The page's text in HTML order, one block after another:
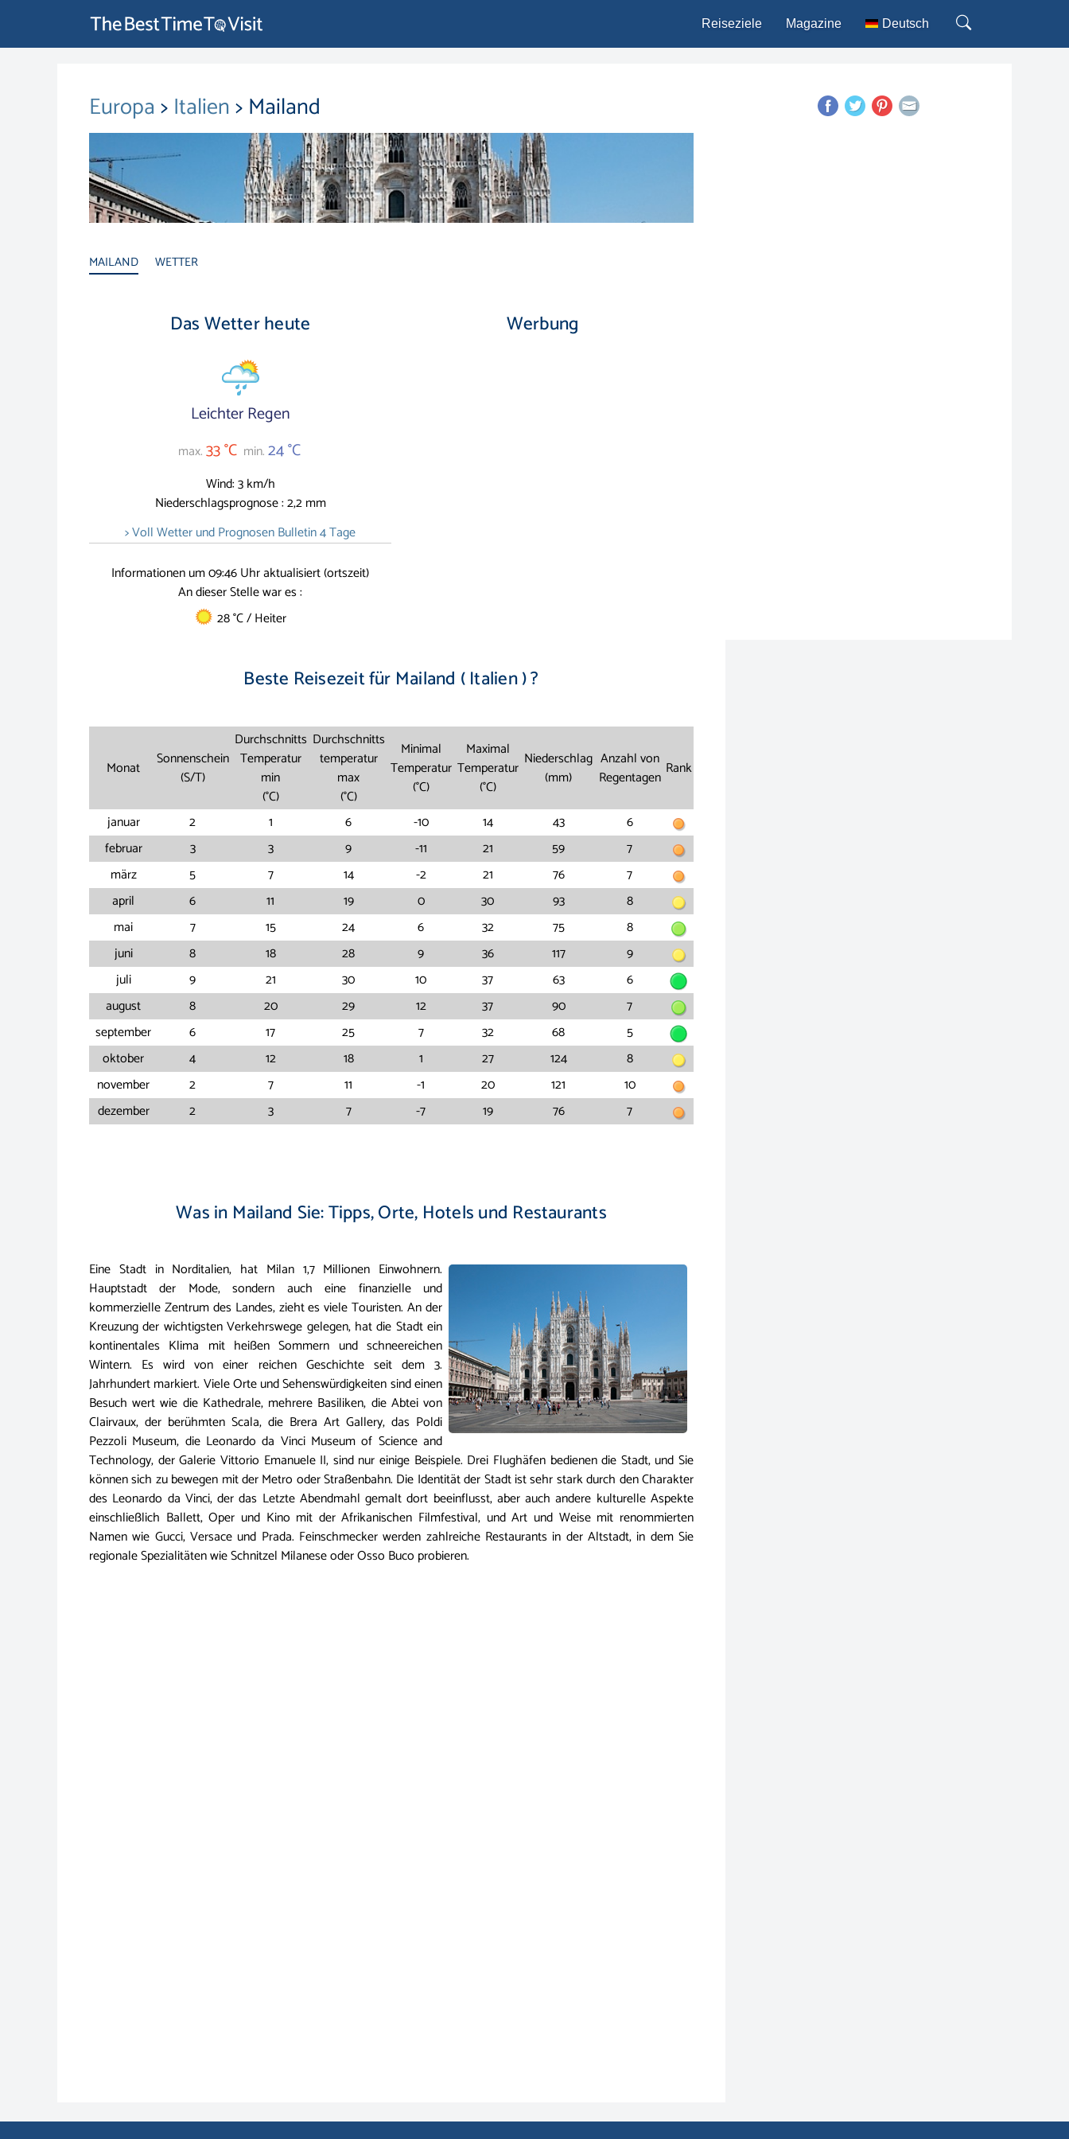
Reiseziele Magazine Deutsch
Français
Europa>Italien> Mailand
MAILAND WETTER
Das Wetter heute
Leichter Regen
max.33 °C min.24 °C
Wind: 3 km/h
Niederschlagsprognose : 2,2 mm
> Voll Wetter und Prognosen Bulletin 4 Tage
Informationen um 09:46 Uhr aktualisiert (ortszeit)
An dieser Stelle war es :
28 °C / Heiter
Werbung
Beste Reisezeit für Mailand ( Italien ) ?
Monat
Sonnenschein
(S/T)
Durchschnitts
Temperatur
min
(°C)
Durchschnitts
temperatur
max
(°C)
Minimal
Temperatur
(°C)
Maximal
Temperatur
(°C)
Niederschlag
(mm)
Anzahl von
Regentagen Rank
januar 2 1 6 -10 14 43
6
februar
3 3 9 -11 21 59
7
märz
5 7 14 -2 21 76
7
april
6 11 19 0 30 93
8
mai
7 15 24 6 32 75
8
juni
8 18 28 9 36 117
9
juli
9 21 30 10 37 63
6
august
8 20 29 12 37 90
7
september
6 17 25 7 32 68
5
oktober
4 12 18 1 27 124
8
november
2 7 11 -1 20 121
10
dezember
2 3 7 -7 19 76 7
Was in Mailand Sie: Tipps, Orte, Hotels und Restaurants
Eine Stadt in Norditalien, hat Milan 1,7 Millionen Einwohnern.
Hauptstadt der Mode, sondern auch eine finanzielle und
kommerzielle Zentrum des Landes, zieht es viele Touristen. An der
Kreuzung der wichtigsten Verkehrswege gelegen, hat die Stadt ein
kontinentales Klima mit heißen Sommern und schneereichen
Wintern. Es wird von einer reichen Geschichte seit dem 3.
Jahrhundert markiert. Viele Orte und Sehenswürdigkeiten sind einen
Besuch wert wie die Kathedrale, mehrere Basiliken, die Abtei von
Clairvaux, der berühmten Scala, die Brera Art Gallery, das Poldi
Pezzoli Museum, die Leonardo da Vinci Museum of Science and
Technology, der Galerie Vittorio Emanuele II, sind nur einige Beispiele. Drei Flughäfen bedienen die Stadt, und Sie
können sich zu bewegen mit der Metro oder Straßenbahn. Die Identität der Stadt ist sehr stark durch den Charakter
des Leonardo da Vinci, der das Letzte Abendmahl gemalt dort beeinflusst, aber auch andere kulturelle Aspekte
einschließlich Ballett, Oper und Kino mit der Afrikanischen Filmfestival, und Art und Weise mit renommierten
Namen wie Gucci, Versace und Prada. Feinschmecker werden zahlreiche Restaurants in der Altstadt, in dem Sie
regionale Spezialitäten wie Schnitzel Milanese oder Osso Buco probieren.